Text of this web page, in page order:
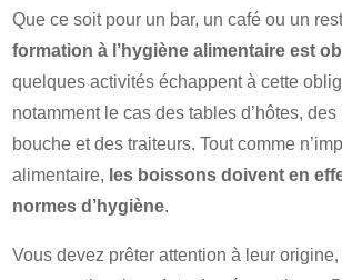
Que ce soit pour un bar, un café ou un
formation à l’hygiène alimentaire est
quelques activités échappent à cette
notamment le cas des tables d’hôtes,
bouche et des traiteurs. Tout comme
alimentaire, les boissons doivent en
normes d’hygiène.
Vous devez prêter attention à leur